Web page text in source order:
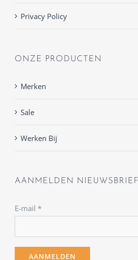
Privacy Policy
ONZE PRODUCTEN
Merken
Sale
Werken Bij
AANMELDEN NIEUWSBRIEF
E-mail *